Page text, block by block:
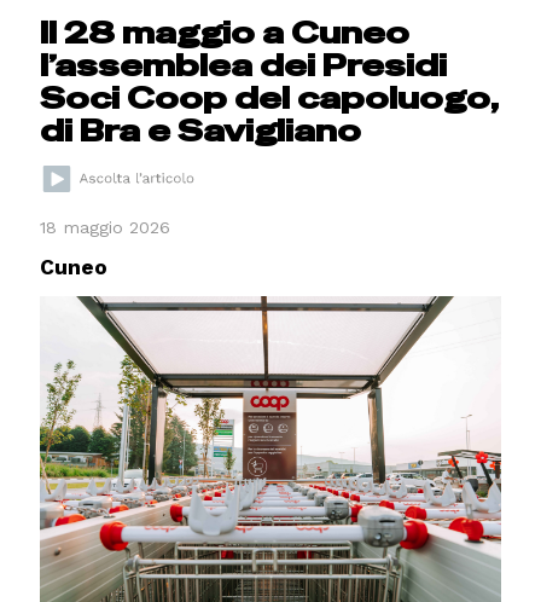
Il 28 maggio a Cuneo
l’assemblea dei Presidi
Soci Coop del capoluogo,
di Bra e Savigliano
18 maggio 2026
Cuneo